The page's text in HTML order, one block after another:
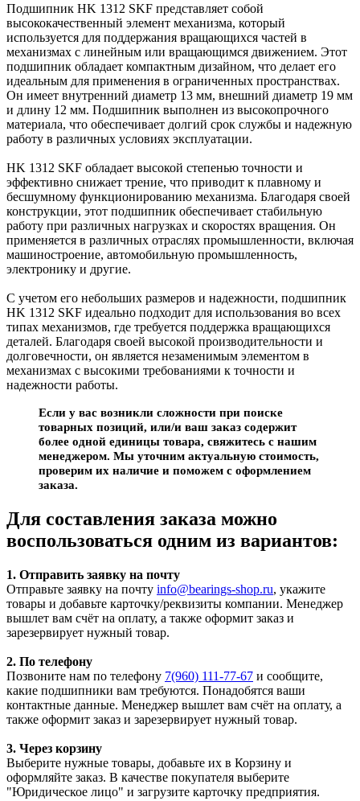
Подшипник HK 1312 SKF представляет собой
высококачественный элемент механизма, который
используется для поддержания вращающихся частей в
механизмах с линейным или вращающимся движением. Этот
подшипник обладает компактным дизайном, что делает его
идеальным для применения в ограниченных пространствах.
Он имеет внутренний диаметр 13 мм, внешний диаметр 19 мм
и длину 12 мм. Подшипник выполнен из высокопрочного
материала, что обеспечивает долгий срок службы и надежную
работу в различных условиях эксплуатации.
HK 1312 SKF обладает высокой степенью точности и
эффективно снижает трение, что приводит к плавному и
бесшумному функционированию механизма. Благодаря своей
конструкции, этот подшипник обеспечивает стабильную
работу при различных нагрузках и скоростях вращения. Он
применяется в различных отраслях промышленности, включая
машиностроение, автомобильную промышленность,
электронику и другие.
С учетом его небольших размеров и надежности, подшипник
HK 1312 SKF идеально подходит для использования во всех
типах механизмов, где требуется поддержка вращающихся
деталей. Благодаря своей высокой производительности и
долговечности, он является незаменимым элементом в
механизмах с высокими требованиями к точности и
надежности работы.
Если у вас возникли сложности при поиске
товарных позиций, или/и ваш заказ содержит
более одной единицы товара, свяжитесь с нашим
менеджером. Мы уточним актуальную стоимость,
проверим их наличие и поможем с оформлением
заказа.
Для составления заказа можно
воспользоваться одним из вариантов:
1. Отправить заявку на почту
Отправьте заявку на почту info@bearings-shop.ru, укажите
товары и добавьте карточку/реквизиты компании. Менеджер
вышлет вам счёт на оплату, а также оформит заказ и
зарезервирует нужный товар.
2. По телефону
Позвоните нам по телефону 7(960) 111-77-67 и сообщите,
какие подшипники вам требуются. Понадобятся ваши
контактные данные. Менеджер вышлет вам счёт на оплату, а
также оформит заказ и зарезервирует нужный товар.
3. Через корзину
Выберите нужные товары, добавьте их в Корзину и
оформляйте заказ. В качестве покупателя выберите
"Юридическое лицо" и загрузите карточку предприятия.